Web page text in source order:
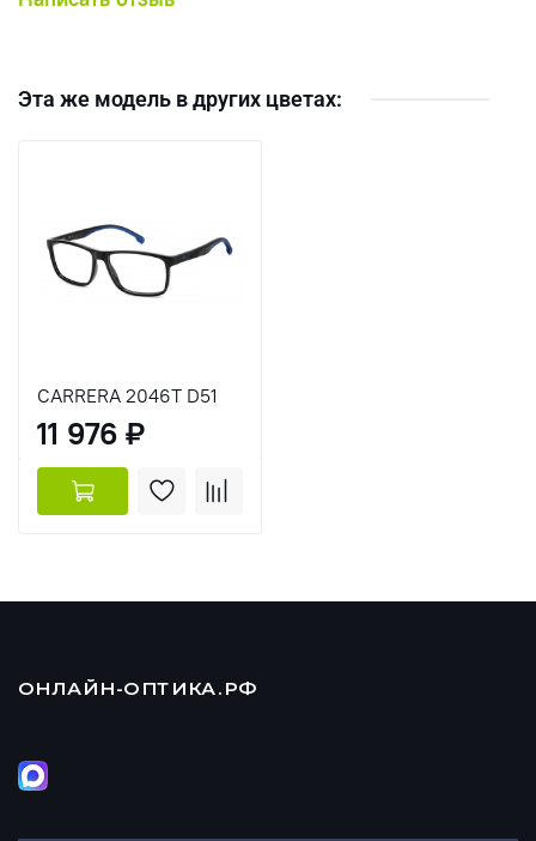
Эта же модель в других цветах:
CARRERA 2046T D51
11 976 ₽
ОНЛАЙН-ОПТИКА.РФ